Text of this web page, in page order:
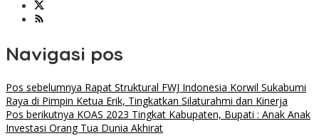
Navigasi pos
Pos sebelumnya Rapat Struktural FWJ Indonesia Korwil Sukabumi
Raya di Pimpin Ketua Erik, Tingkatkan Silaturahmi dan Kinerja
Pos berikutnya KOAS 2023 Tingkat Kabupaten, Bupati : Anak Anak
Investasi Orang Tua Dunia Akhirat